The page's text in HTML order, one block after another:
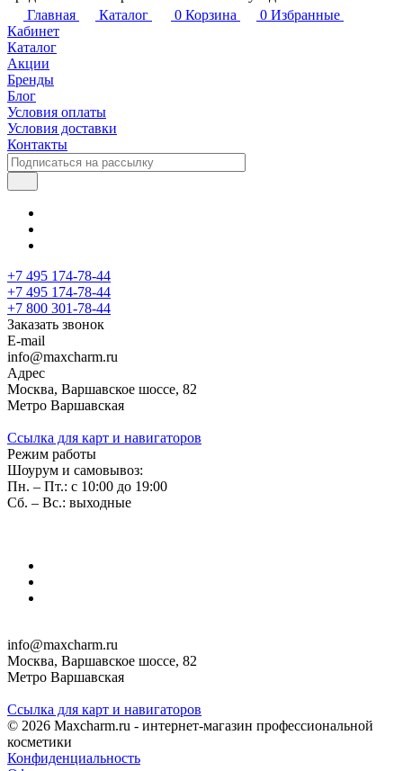
Главная
Каталог 0 Корзина 0 Избранные
Кабинет
Каталог
Акции
Бренды
Блог
Условия оплаты
Условия доставки
Контакты
+7 495 174-78-44
+7 495 174-78-44
+7 800 301-78-44
Заказать звонок
E-mail
info@maxcharm.ru
Адрес
Москва, Варшавское шоссе, 82
Метро Варшавская
Ссылка для карт и навигаторов
Режим работы
Шоурум и самовывоз:
Пн. – Пт.: с 10:00 до 19:00
Сб. – Вс.: выходные
info@maxcharm.ru
Москва, Варшавское шоссе, 82
Метро Варшавская
Ссылка для карт и навигаторов
© 2026 Maxcharm.ru - интернет-магазин профессиональной
косметики
Конфиденциальность